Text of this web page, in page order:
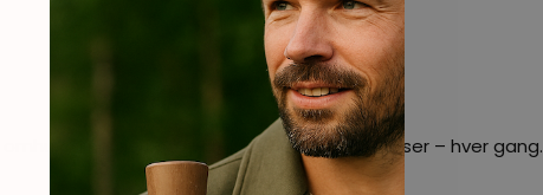
og nørderi, så du får de bedste oplevelser – hver gang.